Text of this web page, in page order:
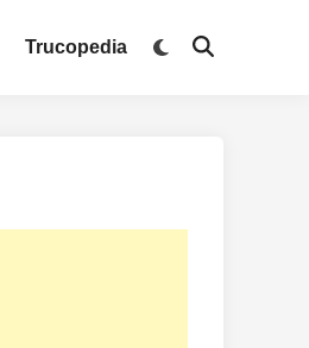
Trucopedia